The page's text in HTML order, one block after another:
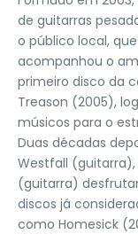
de guitarras
o público local,
acompanhou o
primeiro disco da
Treason (2005),
músicos para o
Duas décadas
Westfall (guitarra),
(guitarra)
discos já
como Homesick